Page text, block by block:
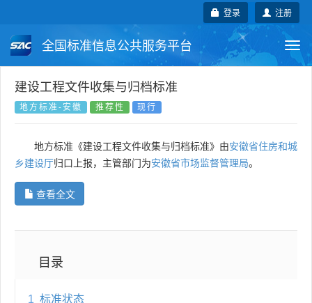
注册
登录
全国标准信息公共服务平台
国家标准 行业标准
国外标准 技术委员会
建设工程文件收集与归档标准
地方标准-安徽 推荐性 现行
地方标准《建设工程文件收集与归档标准》由安徽省住房和城
乡建设厅归口上报，主管部门为安徽省市场监督管理局。
查看全文
目录
1 标准状态